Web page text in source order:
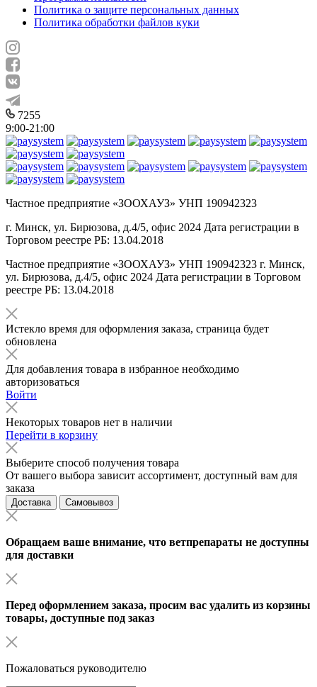
Политика о защите персональных данных
Политика обработки файлов куки
7255
9:00-21:00
Частное предприятие «ЗООХАУЗ» УНП 190942323
г. Минск, ул. Бирюзова, д.4/5, офис 2024 Дата регистрации в
Торговом реестре РБ: 13.04.2018
Частное предприятие «ЗООХАУЗ» УНП 190942323 г. Минск,
ул. Бирюзова, д.4/5, офис 2024 Дата регистрации в Торговом
реестре РБ: 13.04.2018
Истекло время для оформления заказа, страница будет
обновлена
Для добавления товара в избранное необходимо
авторизоваться
Войти
Некоторых товаров нет в наличии
Перейти в корзину
Выберите способ получения товара
От вашего выбора зависит ассортимент, доступный вам для
заказа
Доставка Самовывоз
Обращаем ваше внимание, что ветпрепараты не доступны
для доставки
Перед оформлением заказа, просим вас удалить из корзины
товары, доступные под заказ
Пожаловаться руководителю